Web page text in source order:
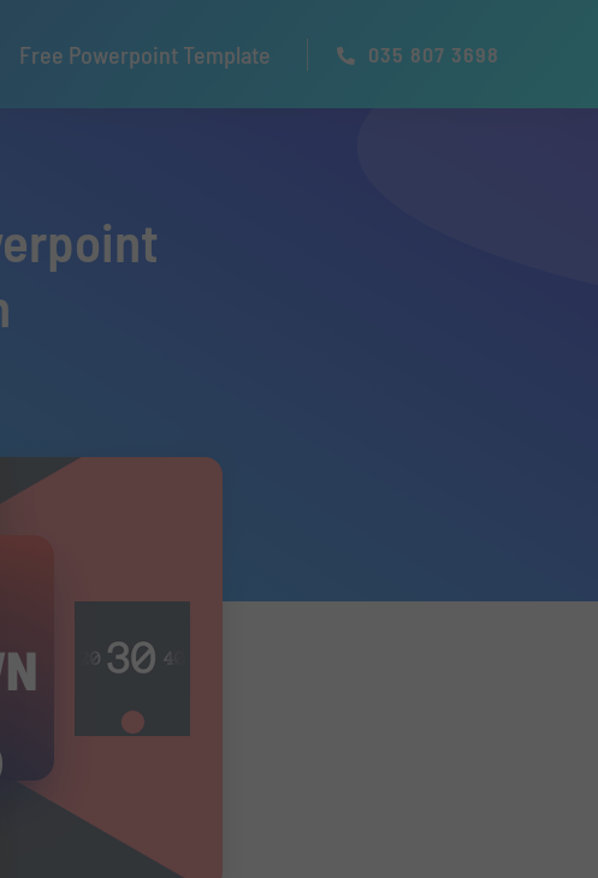
Free Powerpoint Template 035 807 3698